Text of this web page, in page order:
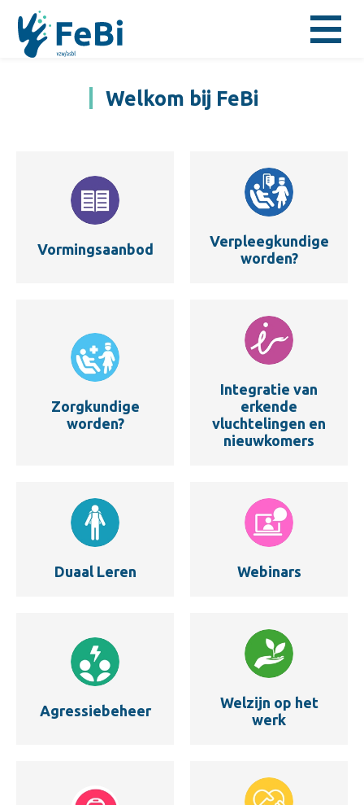
Welkom bij FeBi
Vormingsaanbod
Verpleegkundige
worden?
Zorgkundige
worden?
Integratie van
erkende
vluchtelingen en
nieuwkomers
Duaal Leren Webinars
Agressiebeheer
Welzijn op het
werk